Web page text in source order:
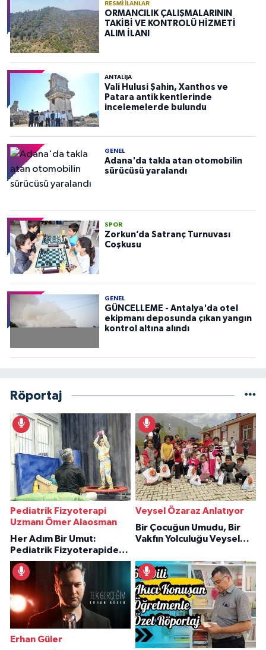
RESMI İLANLAR
ORMANCILIK ÇALIŞMALARININ
TAKİBİ VE KONTROLÜ HİZMETİ
ALIM İLANI
ANTALIJA
Vali Hulusi Şahin, Xanthos ve
Patara antik kentlerinde
incelemelerde bulundu
GENEL
Adana'da takla atan otomobilin
sürücüsü yaralandı
SPOR
Zorkun’da Satranç Turnuvası
Coşkusu
GENEL
GÜNCELLEME - Antalya'da otel
ekipmanı deposunda çıkan yangın
kontrol altına alındı
Röportaj
Pediatrik Fizyoterapi
Uzmanı Ömer Alaosman
Her Adım Bir Umut:
Pediatrik Fizyoterapiden
İlham Veren Hikâyeler
Veysel Özaraz Anlatıyor
Bir Çocuğun Umudu, Bir
Vakfın Yolculuğu Veysel
Erhan Güler